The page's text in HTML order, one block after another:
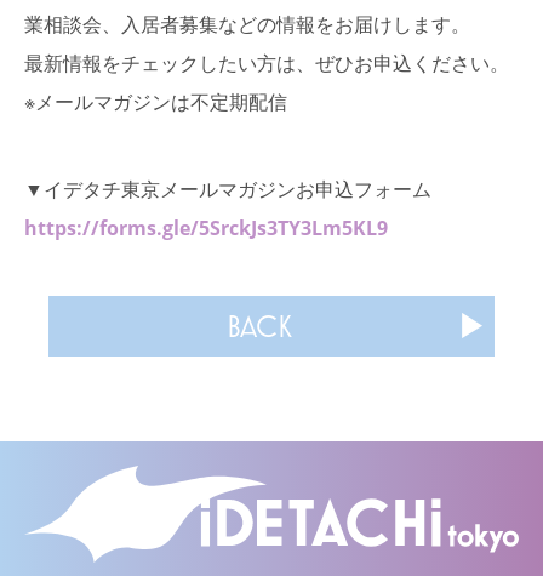
業相談会、入居者募集などの情報をお届けします。
最新情報をチェックしたい方は、ぜひお申込ください。
※メールマガジンは不定期配信
▼イデタチ東京メールマガジンお申込フォーム
https://forms.gle/5SrckJs3TY3Lm5KL9
BACK